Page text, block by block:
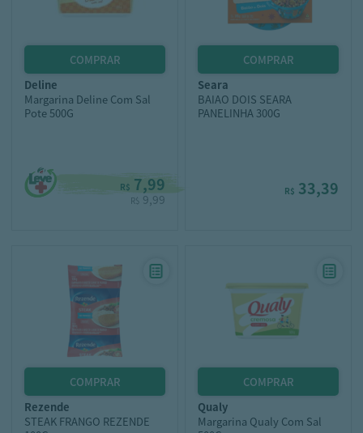
deline
Margarina Deline Com Sal
Pote 500G
R$ 7,99
R$ 9,99
seara
BAIAO DOIS SEARA
PANELINHA 300G
R$ 33,39
rezende
STEAK FRANGO REZENDE
qualy
Margarina Qualy Com Sal